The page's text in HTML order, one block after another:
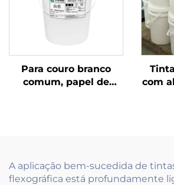
Para couro branco
comum, papel de
aplicação.
com
A aplicação bem-sucedida de
flexográfica está profundamente